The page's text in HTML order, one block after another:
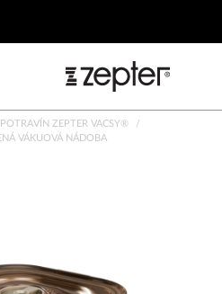
ZEPTER VACSY®
VÁKUOVÁ NÁDOBA